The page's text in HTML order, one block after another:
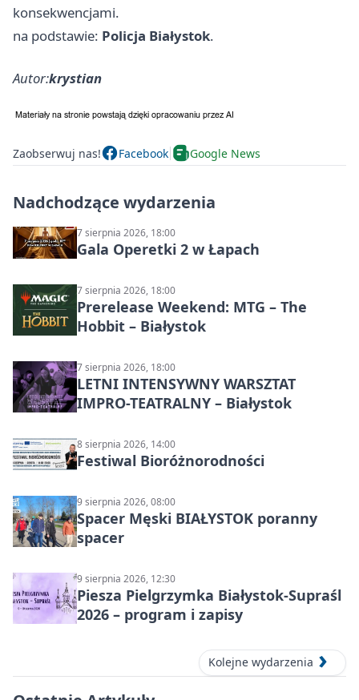
konsekwencjami.
na podstawie: Policja Białystok.
Autor:krystian
Zaobserwuj nas! Facebook Google News
Nadchodzące wydarzenia
7 sierpnia 2026, 18:00
Gala Operetki 2 w Łapach
7 sierpnia 2026, 18:00
Prerelease Weekend: MTG – The
Hobbit – Białystok
7 sierpnia 2026, 18:00
LETNI INTENSYWNY WARSZTAT
IMPRO-TEATRALNY – Białystok
8 sierpnia 2026, 14:00
Festiwal Bioróżnorodności
9 sierpnia 2026, 08:00
Spacer Męski BIAŁYSTOK poranny
spacer
9 sierpnia 2026, 12:30
Piesza Pielgrzymka Białystok-Supraśl
2026 – program i zapisy
Kolejne wydarzenia